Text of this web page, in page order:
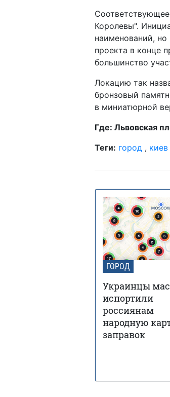
Королевы".
наименований,
проекта в конце
большинство
Локацию так
бронзовый
в миниатюрной
Где: Львовская
Теги: город , киев
ГОРОД
Украинцы
испортили
россиянам
народную
заправок